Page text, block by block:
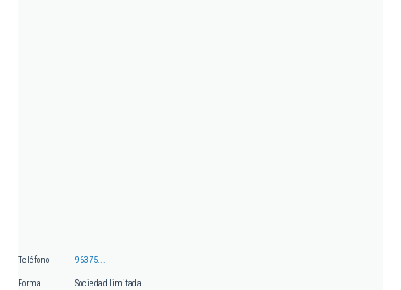
Teléfono 96375...
Forma
Sociedad limitada